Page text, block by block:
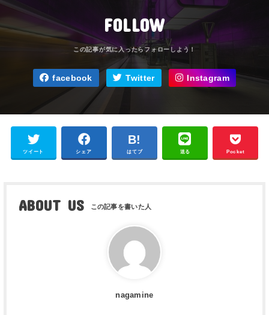
FOLLOW
facebook Twitter Instagram
ツイート シェア はてブ 送る Pocket
ABOUT US
nagamine